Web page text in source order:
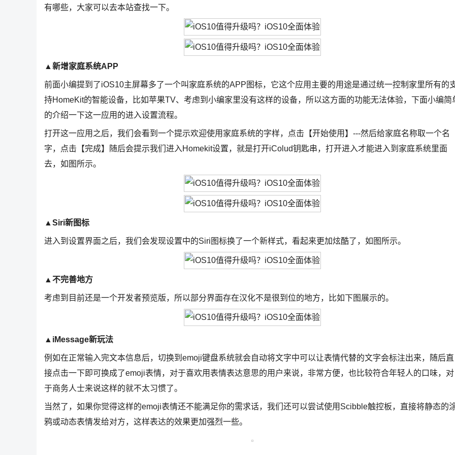
有哪些，大家可以去本站查找一下。
▲新增家庭系统APP
前面小编提到了iOS10主屏幕多了一个叫家庭系统的APP图标，它这个应用主要的用途是通过统一控制家里所有的
持HomeKit的智能设备，比如苹果TV、考虑到小编家里没有这样的设备，所以这方面的功能无法体验，下面小编简
的介绍一下这一应用的进入设置流程。
打开这一应用之后，我们会看到一个提示欢迎使用家庭系统的字样，点击【开始使用】---然后给家庭名称取一个名
字，点击【完成】随后会提示我们进入Homekit设置，就是打开iColud钥匙串，打开进入才能进入到家庭系统里面
去，如图所示。
▲Siri新图标
进入到设置界面之后，我们会发现设置中的Siri图标换了一个新样式，看起来更加炫酷了，如图所示。
▲不完善地方
考虑到目前还是一个开发者预览版，所以部分界面存在汉化不是很到位的地方，比如下图展示的。
▲iMessage新玩法
例如在正常输入完文本信息后，切换到emoji键盘系统就会自动将文字中可以让表情代替的文字会标注出来，随后直
接点击一下即可换成了emoji表情，对于喜欢用表情表达意思的用户来说，非常方便，也比较符合年轻人的口味，对
于商务人士来说这样的就不太习惯了。
当然了，如果你觉得这样的emoji表情还不能满足你的需求话，我们还可以尝试使用Scibble触控板，直接将静态的
鸦或动态表情发给对方，这样表达的效果更加强烈一些。